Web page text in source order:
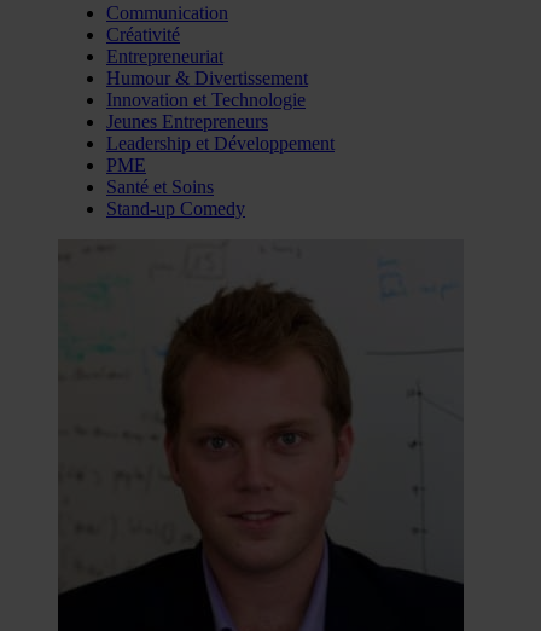
Communication
Créativité
Entrepreneuriat
Humour & Divertissement
Innovation et Technologie
Jeunes Entrepreneurs
Leadership et Développement
PME
Santé et Soins
Stand-up Comedy